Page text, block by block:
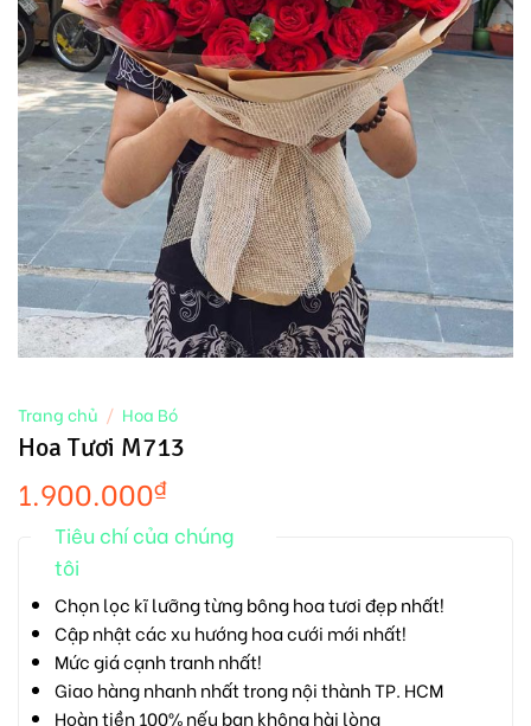
Trang chủ / Hoa Bó
Hoa Tươi M713
1.900.000₫
Tiêu chí của chúng
tôi
Chọn lọc kĩ lưỡng từng bông hoa tươi đẹp nhất!
Cập nhật các xu hướng hoa cưới mới nhất!
Mức giá cạnh tranh nhất!
Giao hàng nhanh nhất trong nội thành TP. HCM
Hoàn tiền 100% nếu bạn không hài lòng